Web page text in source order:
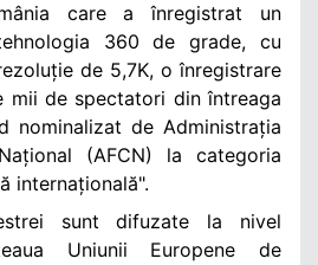
care a înregistrat un
360 de grade, cu
de 5,7K, o înregistrare
mii de spectatori din întreaga
nominalizat de Administrația
(AFCN) la categoria
internațională".
sunt difuzate la nivel
Uniunii Europene de